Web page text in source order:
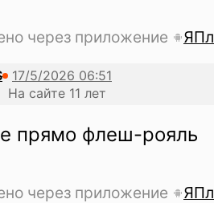
через приложение
сайте 11 лет
прямо флеш-рояль
через приложение